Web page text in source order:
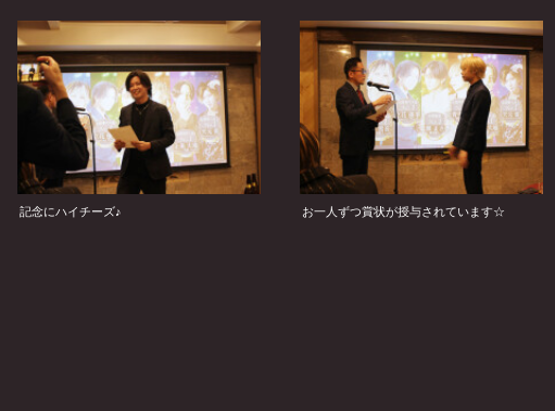
記念にハイチーズ♪ お一人ずつ賞状が授与されています☆